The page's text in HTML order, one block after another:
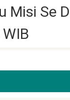
Misi Se